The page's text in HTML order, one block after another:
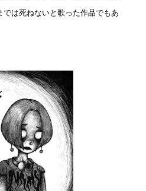
は死ねないと歌った作品でもあ